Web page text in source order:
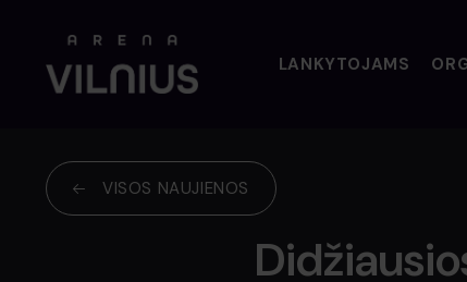
LANKYTOJAMS
VISOS NAUJIENOS